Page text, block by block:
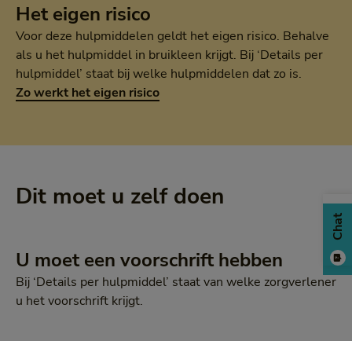
Het eigen risico
Voor deze hulpmiddelen geldt het eigen risico. Behalve
als u het hulpmiddel in bruikleen krijgt. Bij ‘Details per
hulpmiddel’ staat bij welke hulpmiddelen dat zo is.
Zo werkt het eigen risico
Dit moet u zelf doen
U moet een voorschrift hebben
Bij ‘Details per hulpmiddel’ staat van welke zorgverlener
u het voorschrift krijgt.
Chat